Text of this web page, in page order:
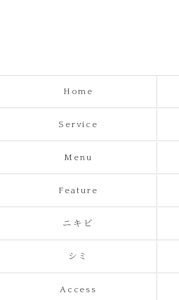
Home
Service
Menu
Feature
ニキビ
シミ
Access